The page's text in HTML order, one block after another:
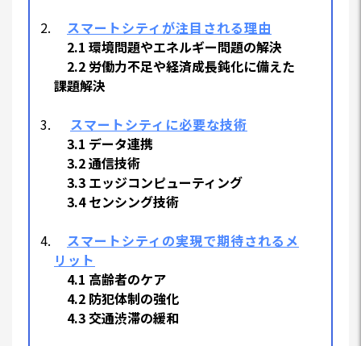
スマートシティが注目される理由
2.1 環境問題やエネルギー問題の解決
2.2 労働力不足や経済成長鈍化に備えた
課題解決
スマートシティに必要な技術
3.1 データ連携
3.2 通信技術
3.3 エッジコンピューティング
3.4 センシング技術
スマートシティの実現で期待されるメ
リット
4.1 高齢者のケア
4.2 防犯体制の強化
4.3 交通渋滞の緩和